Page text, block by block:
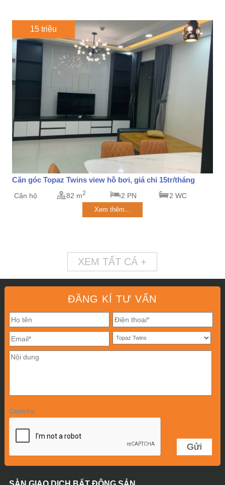
15 triệu
Căn góc Topaz Twins view hồ bơi, giá chỉ 15tr/tháng
Căn hộ 82 m2 2 PN 2 WC
Xem thêm...
XEM TẤT CẢ +
ĐĂNG KÍ TƯ VẤN
Captcha